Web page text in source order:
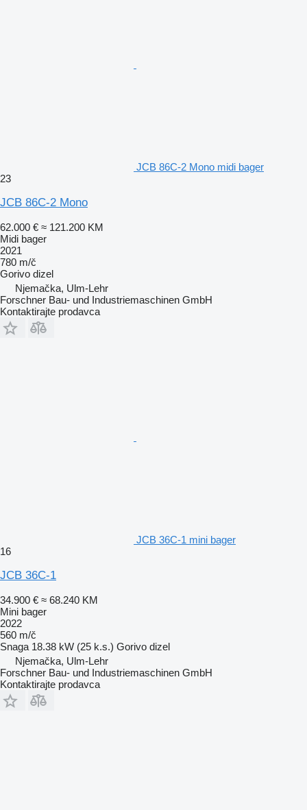
JCB 86C-2 Mono midi bager
23
JCB 86C-2 Mono
62.000 € ≈ 121.200 KM
Midi bager
2021
780 m/č
Gorivo dizel
Njemačka, Ulm-Lehr
Forschner Bau- und Industriemaschinen GmbH
Kontaktirajte prodavca
JCB 36C-1 mini bager
16
JCB 36C-1
34.900 € ≈ 68.240 KM
Mini bager
2022
560 m/č
Snaga 18.38 kW (25 k.s.) Gorivo dizel
Njemačka, Ulm-Lehr
Forschner Bau- und Industriemaschinen GmbH
Kontaktirajte prodavca